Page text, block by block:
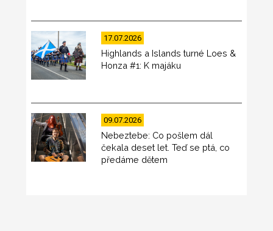
17.07.2026
Highlands a Islands turné Loes &
Honza #1: K majáku
09.07.2026
Nebeztebe: Co pošlem dál
čekala deset let. Teď se ptá, co
předáme dětem